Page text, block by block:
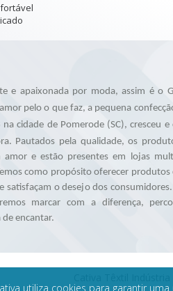
utiliza cookies para garantir
e apaixonada por moda, assim é o
pelo o que faz, a pequena
cidade de Pomerode (SC), cresceu e
Pautados pela qualidade, os
amor e estão presentes em lojas
como propósito oferecer produtos
satisfaçam o desejo dos
marcar com a diferença,
encantar.